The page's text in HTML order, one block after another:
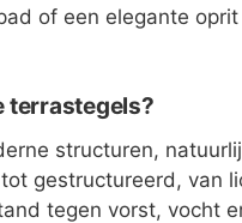
of een elegante
terrastegels?
structuren,
gestructureerd, van
tegen vorst, vocht